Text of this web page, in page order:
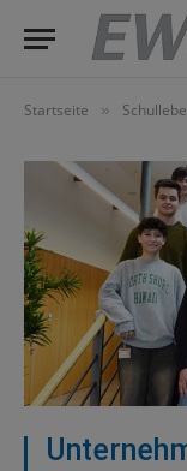
Startseite »